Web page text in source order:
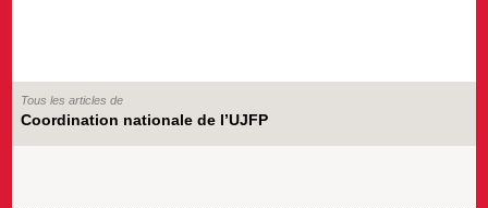
Tous les articles de
Coordination nationale de l’UJFP